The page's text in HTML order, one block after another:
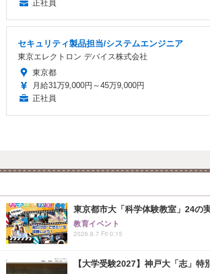
正社員
セキュリティ製品担当/システムエンジニア
東京エレクトロン デバイス株式会社
東京都
月給31万9,000円～45万9,000円
正社員
東京都市大「科学体験教室」24の
教育イベント
2026.8.7 Fri 0:15
【大学受験2027】神戸大「志」特